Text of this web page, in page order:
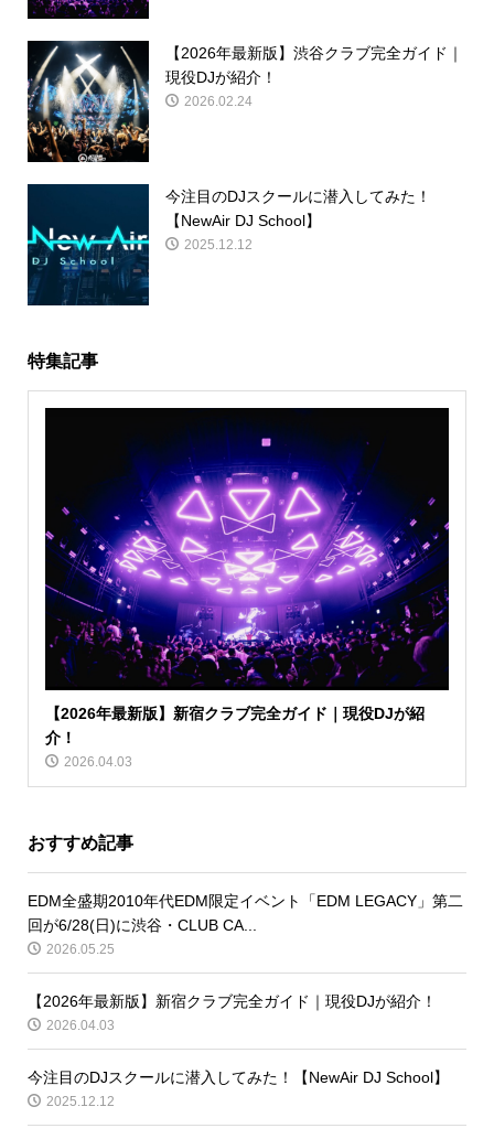
【2026年最新版】渋谷クラブ完全ガイド｜
現役DJが紹介！
2026.02.24
今注目のDJスクールに潜入してみた！
【NewAir DJ School】
2025.12.12
特集記事
【2026年最新版】新宿クラブ完全ガイド｜現役DJが紹
介！
2026.04.03
おすすめ記事
EDM全盛期2010年代EDM限定イベント「EDM LEGACY」第二
回が6/28(日)に渋谷・CLUB CA...
2026.05.25
【2026年最新版】新宿クラブ完全ガイド｜現役DJが紹介！
2026.04.03
今注目のDJスクールに潜入してみた！【NewAir DJ School】
2025.12.12